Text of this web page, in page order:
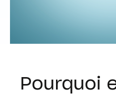
Pourquoi